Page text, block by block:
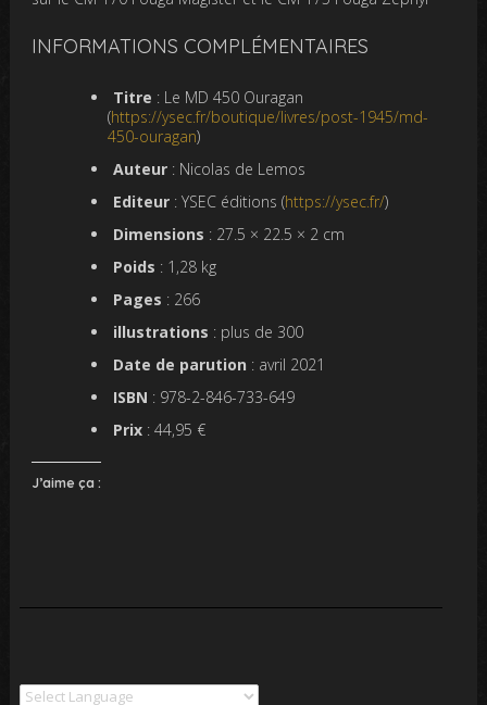
INFORMATIONS COMPLÉMENTAIRES
Titre : Le MD 450 Ouragan
(https://ysec.fr/boutique/livres/post-1945/md-
450-ouragan)
Auteur: Nicolas de Lemos
Editeur : YSEC éditions (https://ysec.fr/)
Dimensions : 27.5 × 22.5 × 2 cm
Poids : 1,28 kg
Pages : 266
illustrations : plus de 300
Date de parution : avril 2021
ISBN : 978-2-846-733-649
Prix: 44,95 €
J’aime ça :